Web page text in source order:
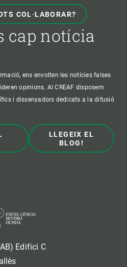
COL·LABORAR?
cap notícia
ens envolten les notícies falses
opinions. Al CREAF disposem
i dissenyadors dedicats a la difusió
LLEGEIX EL
BLOG!
Edifici C